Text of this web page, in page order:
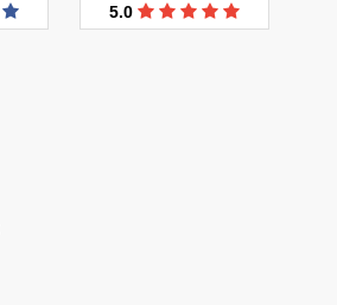
5.0